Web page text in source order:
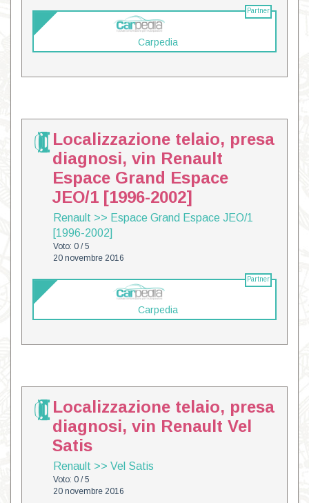
Partner
Carpedia
Localizzazione telaio, presa
diagnosi, vin Renault
Espace Grand Espace
JEO/1 [1996-2002]
Renault >> Espace Grand Espace JEO/1
[1996-2002]
Voto: 0 / 5
20 novembre 2016
Partner
Carpedia
Localizzazione telaio, presa
diagnosi, vin Renault Vel
Satis
Renault >> Vel Satis
Voto: 0 / 5
20 novembre 2016